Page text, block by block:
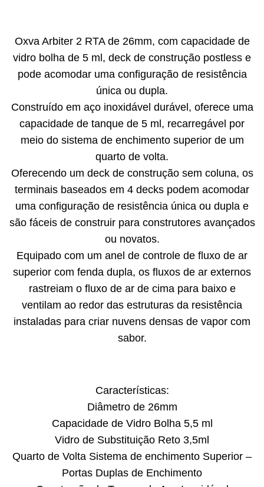
Oxva Arbiter 2 RTA de 26mm, com capacidade de
vidro bolha de 5 ml, deck de construção postless e
pode acomodar uma configuração de resistência
única ou dupla.
Construído em aço inoxidável durável, oferece uma
capacidade de tanque de 5 ml, recarregável por
meio do sistema de enchimento superior de um
quarto de volta.
Oferecendo um deck de construção sem coluna, os
terminais baseados em 4 decks podem acomodar
uma configuração de resistência única ou dupla e
são fáceis de construir para construtores avançados
ou novatos.
Equipado com um anel de controle de fluxo de ar
superior com fenda dupla, os fluxos de ar externos
rastreiam o fluxo de ar de cima para baixo e
ventilam ao redor das estruturas da resistência
instaladas para criar nuvens densas de vapor com
sabor.
Características:
Diâmetro de 26mm
Capacidade de Vidro Bolha 5,5 ml
Vidro de Substituição Reto 3,5ml
Quarto de Volta Sistema de enchimento Superior –
Portas Duplas de Enchimento